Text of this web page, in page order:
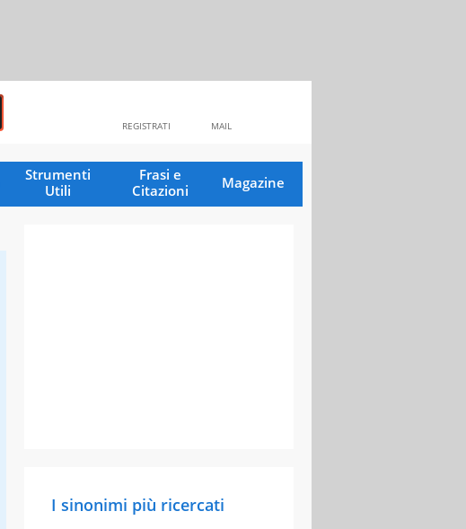
MAIL
REGISTRATI
Strumenti
Utili
Frasi e
Citazioni
Magazine
I sinonimi più ricercati